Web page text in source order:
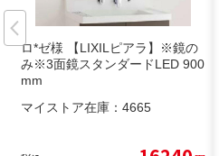
ロ*ゼ様 【LIXILピアラ】※鏡の
み※3面鏡スタンダードLED 900
mm
マイストア在庫： 4665